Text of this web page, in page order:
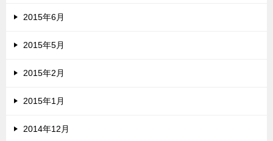
2015年6月
2015年5月
2015年2月
2015年1月
2014年12月